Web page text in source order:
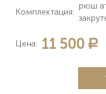
Комплектация:
рюш
Цена: 11 500 a